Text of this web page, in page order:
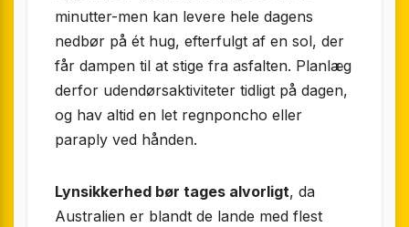
minutter-men kan levere hele dagens
nedbør på ét hug, efterfulgt af en sol, der
får dampen til at stige fra asfalten. Planlæg
derfor udendørsaktiviteter tidligt på dagen,
og hav altid en let regnponcho eller
paraply ved hånden.
Lynsikkerhed bør tages alvorligt, da
Australien er blandt de lande med flest